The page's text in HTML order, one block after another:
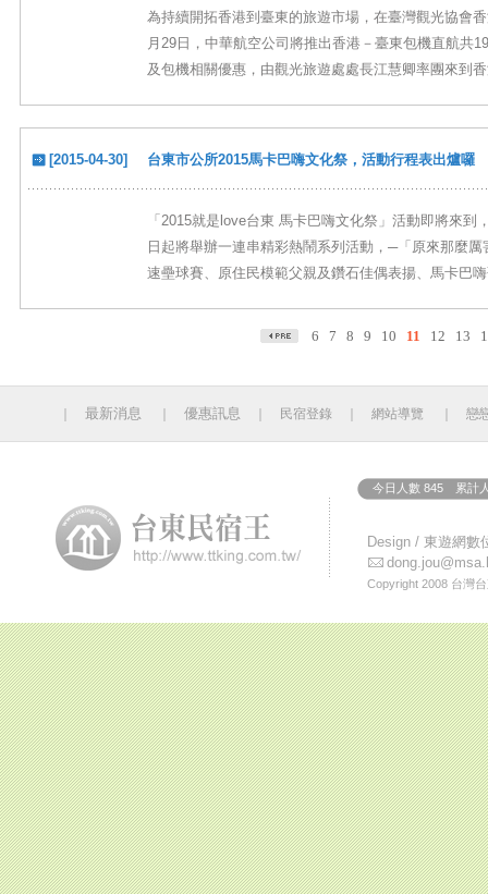
為持續開拓香港到臺東的旅遊市場，在臺灣觀光協會
月29日，中華航空公司將推出香港－臺東包機直航共
及包機相關優惠，由觀光旅遊處處長江慧卿率團來到
[2015-04-30] 台東市公所2015馬卡巴嗨文化祭，活動行程表出爐囉
「2015就是love台東 馬卡巴嗨文化祭」活動即將來
日起將舉辦一連串精彩熱鬧系列活動，─「原來那麼
速壘球賽、原住民模範父親及鑽石佳偶表揚、馬卡巴
6 7 8 9 10 11 12 13
｜最新消息 ｜優惠訊息 民宿登錄 ｜網站導覽 ｜戀
今日人數 845 累計
Design /東遊網數
Copyright 2008 台灣